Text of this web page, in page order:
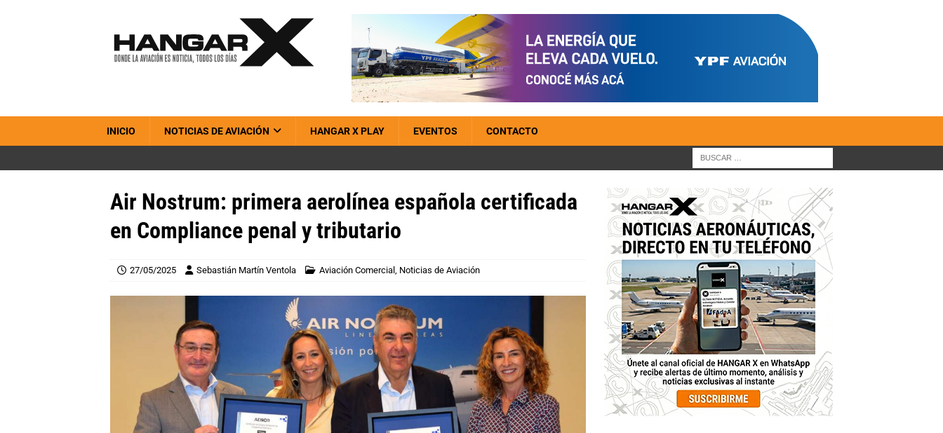
INICIO NOTICIAS DE AVIACIÓN HANGAR X PLAY EVENTOS CONTACTO
Air Nostrum: primera aerolínea española certificada
en Compliance penal y tributario
27/05/2025 Sebastián Martín Ventola Aviación Comercial , Noticias de Aviación